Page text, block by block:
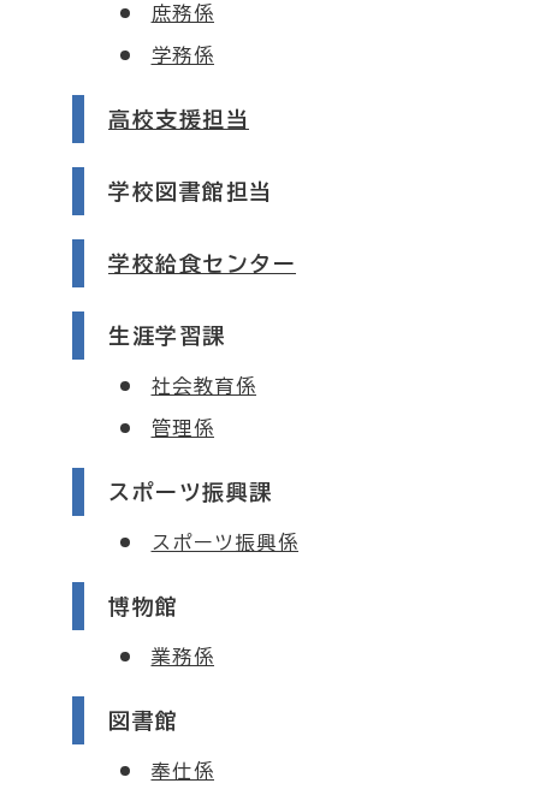
庶務係
学務係
高校支援担当
学校図書館担当
学校給食センター
生涯学習課
社会教育係
管理係
スポーツ振興課
スポーツ振興係
博物館
業務係
図書館
奉仕係